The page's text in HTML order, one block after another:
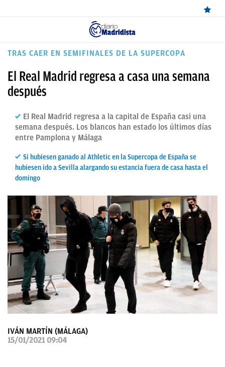
ÚLTIMAS
REAL
BALONCESTO
FICHAJES
DIRECTO
FEMENINO
PAPARAZZI
OKDIARIO
TRAS CAER EN SEMIFINALES DE LA SUPERCOPA
El Real Madrid regresa a casa una semana
después
El Real Madrid regresa a la capital de España casi una
semana después. Los blancos han estado los últimos días
entre Pamplona y Málaga
Si hubiesen ganado al Athletic en la Supercopa de España se
hubiesen ido a Sevilla alargando su estancia fuera de casa hasta el
domingo
IVÁN MARTÍN (MÁLAGA)
15/01/2021 09:04